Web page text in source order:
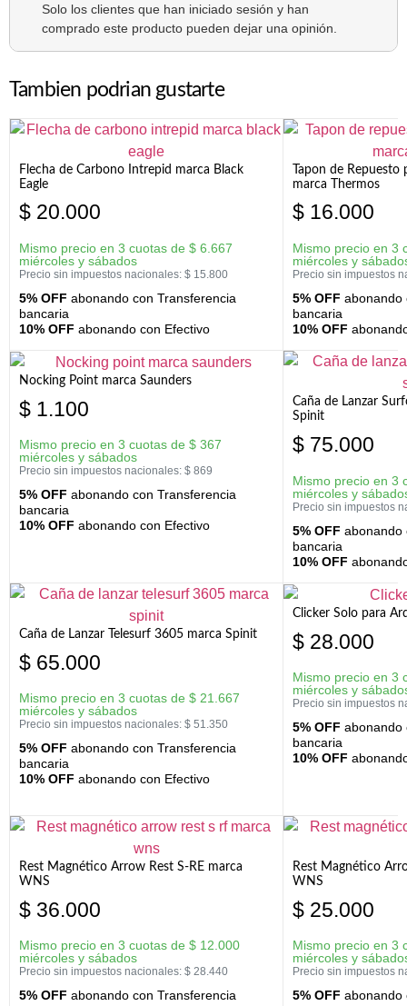
Solo los clientes que han iniciado sesión y han
comprado este producto pueden dejar una opinión.
Tambien podrian gustarte
Flecha de Carbono Intrepid marca Black
Eagle
$ 20.000
Mismo precio en 3 cuotas de $ 6.667
miércoles y sábados
Precio sin impuestos nacionales: $ 15.800
5% OFF abonando con Transferencia
bancaria
10% OFF abonando con Efectivo
Tapon de Repuesto
marca Thermos
$ 16.000
Mismo precio en 3
miércoles y
Precio sin impuestos
5% OFF abonando
bancaria
10% OFF
Nocking Point marca Saunders
$ 1.100
Mismo precio en 3 cuotas de $ 367
miércoles y sábados
Precio sin impuestos nacionales: $ 869
5% OFF abonando con Transferencia
bancaria
10% OFF abonando con Efectivo
Caña de Lanzar
Spinit
$ 75.000
Mismo precio en 3
miércoles y
Precio sin impuestos
5% OFF abonando
bancaria
10% OFF
Caña de Lanzar Telesurf 3605 marca Spinit
$ 65.000
Mismo precio en 3 cuotas de $ 21.667
miércoles y sábados
Precio sin impuestos nacionales: $ 51.350
5% OFF abonando con Transferencia
bancaria
10% OFF abonando con Efectivo
Clicker Solo para
$ 28.000
Mismo precio en 3
miércoles y
Precio sin impuestos
5% OFF abonando
bancaria
10% OFF
Rest Magnético Arrow Rest S-RE marca
WNS
$ 36.000
Mismo precio en 3 cuotas de $ 12.000
miércoles y sábados
Precio sin impuestos nacionales: $ 28.440
5% OFF abonando con Transferencia
Rest Magnético
WNS
$ 25.000
Mismo precio en 3
miércoles y
Precio sin impuestos
5% OFF abonando